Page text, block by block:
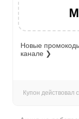
Новые
канале ❯
Купон действовал с